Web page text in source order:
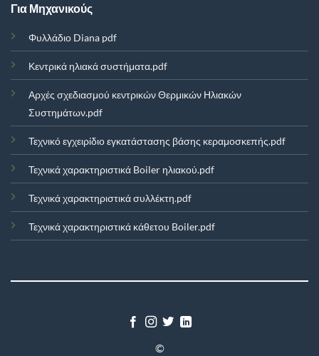
Για Μηχανικούς
Φυλλάδιο Diana pdf
Κεντρικά ηλιακά συστήματα.pdf
Αρχές σχεδιασμού κεντρικών Θερμικών Ηλιακών
Συστημάτων.pdf
Τεχνικό εγχειρίδιο εγκατάστασης βάσης κεραμοσκεπής.pdf
Τεχνικά χαρακτηριστικά Boiler ηλιακού.pdf
Τεχνικά χαρακτηριστικά συλλέκτη.pdf
Τεχνικά χαρακτηριστικά κάθετου Boiler.pdf
©